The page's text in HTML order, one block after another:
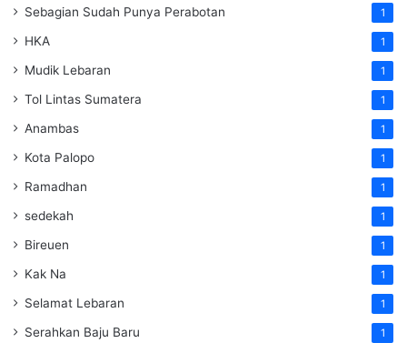
Sebagian Sudah Punya Perabotan 1
HKA 1
Mudik Lebaran 1
Tol Lintas Sumatera 1
Anambas 1
Kota Palopo 1
Ramadhan 1
sedekah 1
Bireuen 1
Kak Na 1
Selamat Lebaran 1
Serahkan Baju Baru 1